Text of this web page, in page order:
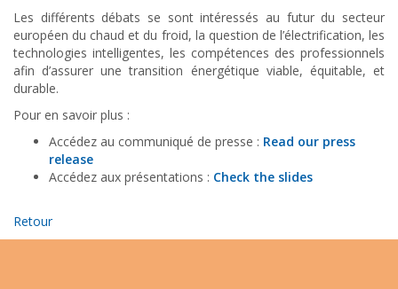
Les différents débats se sont intéressés au futur du secteur
européen du chaud et du froid, la question de l’électrification, les
technologies intelligentes, les compétences des professionnels
afin d’assurer une transition énergétique viable, équitable, et
durable.
Pour en savoir plus :
Accédez au communiqué de presse : Read our press
release
Accédez aux présentations : Check the slides
Retour